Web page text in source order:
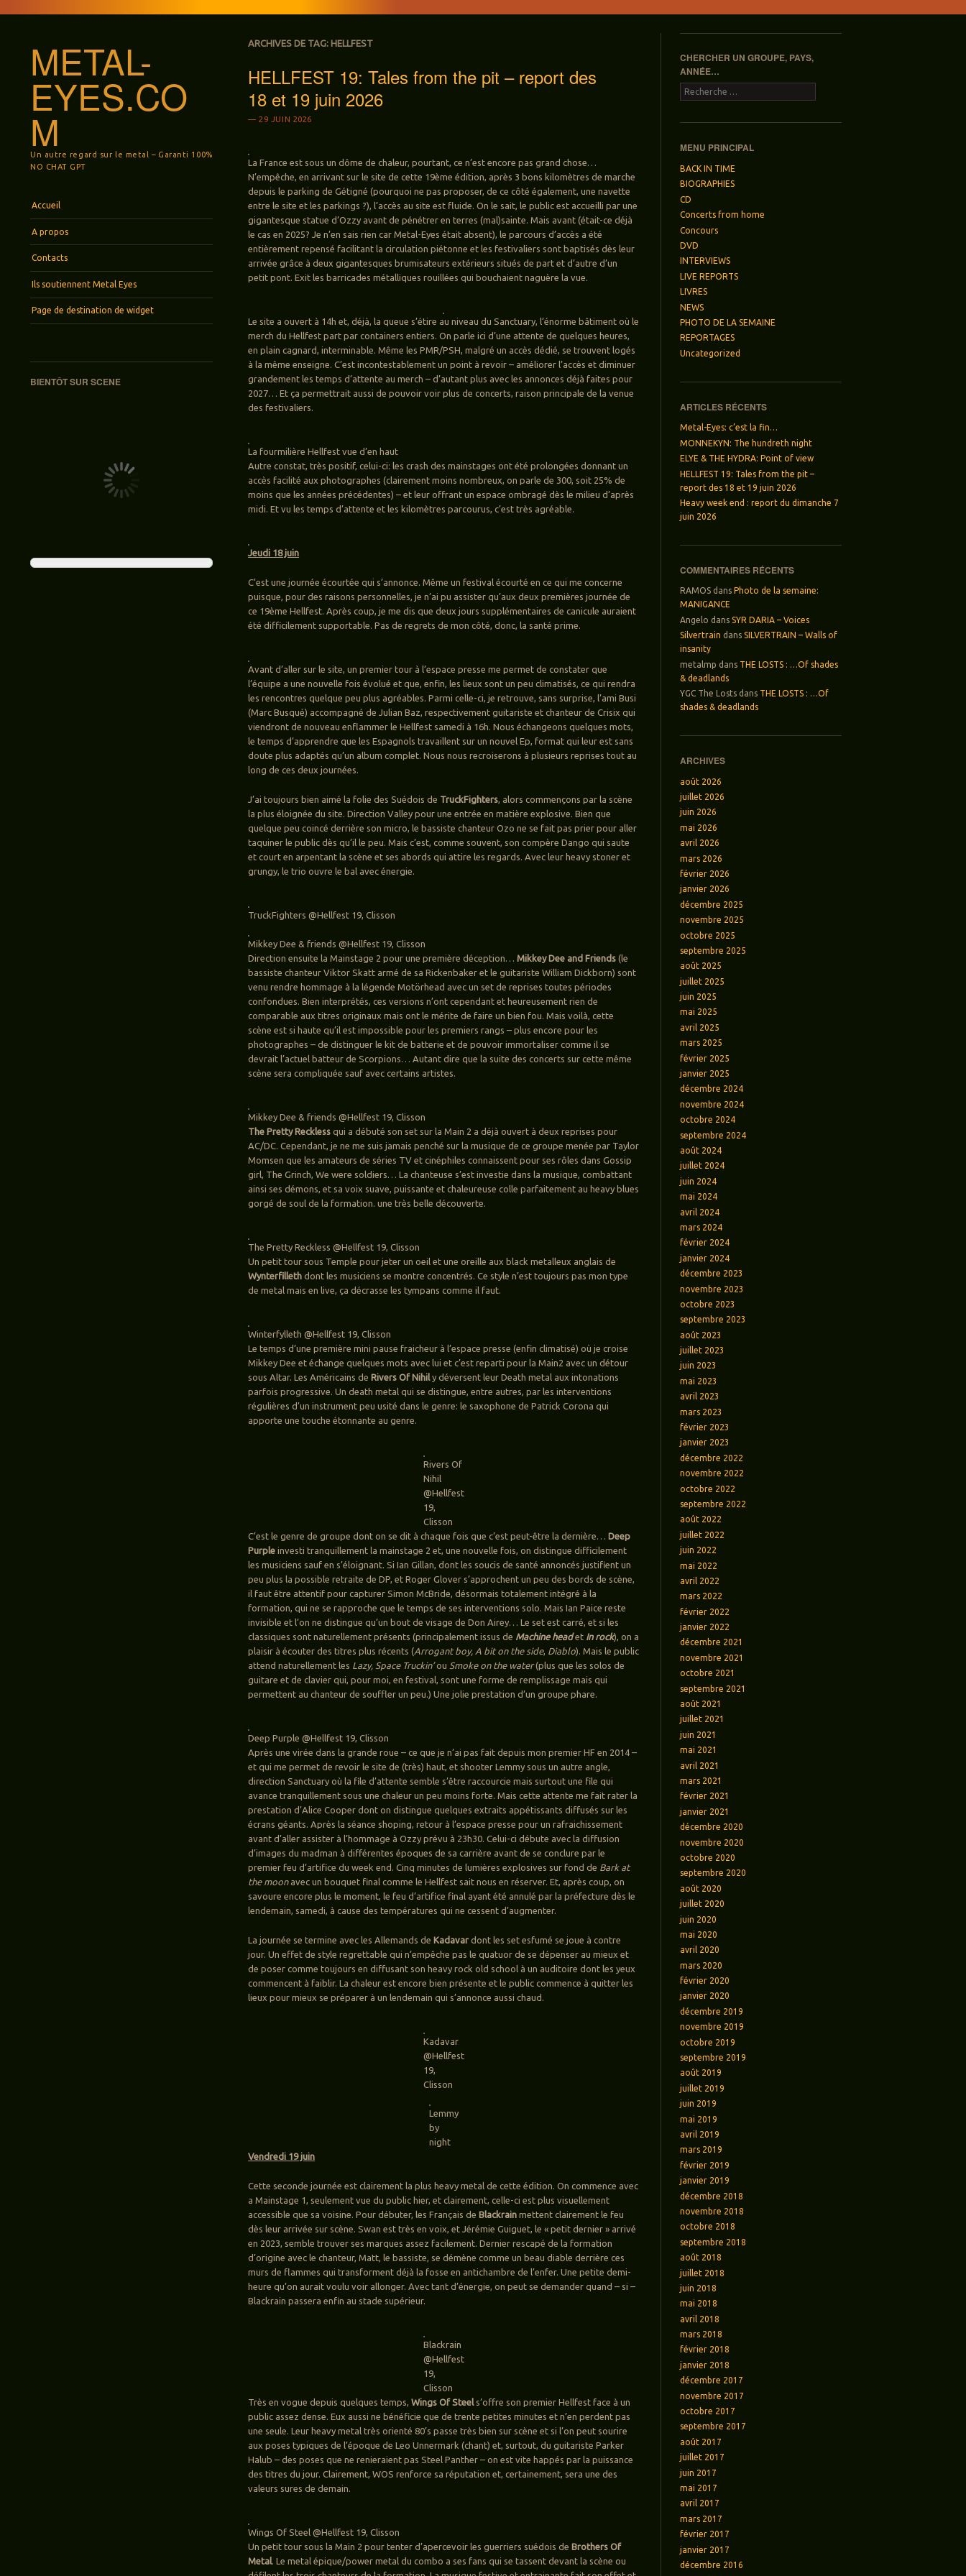
METAL-
EYES.CO
M
Un autre regard sur le metal – Garanti 100%
NO CHAT GPT
Aller au contenu principal
Accueil
A propos
Contacts
Ils soutiennent Metal Eyes
Page de destination de widget
BIENTÔT SUR SCENE
ARCHIVES DE TAG: HELLFEST
HELLFEST 19: Tales from the pit – report des
18 et 19 juin 2026
29 JUIN 2026
La France est sous un dôme de chaleur, pourtant, ce n’est encore pas grand chose…
N’empêche, en arrivant sur le site de cette 19ème édition, après 3 bons kilomètres de marche
depuis le parking de Gétigné (pourquoi ne pas proposer, de ce côté également, une navette
entre le site et les parkings ?), l’accès au site est fluide. On le sait, le public est accueilli par une
gigantesque statue d’Ozzy avant de pénétrer en terres (mal)sainte. Mais avant (était-ce déjà
le cas en 2025? Je n’en sais rien car Metal-Eyes était absent), le parcours d’accès a été
entièrement repensé facilitant la circulation piétonne et les festivaliers sont baptisés dès leur
arrivée grâce à deux gigantesques brumisateurs extérieurs situés de part et d’autre d’un
petit pont. Exit les barricades métalliques rouillées qui bouchaient naguère la vue.
Le site a ouvert à 14h et, déjà, la queue s’étire au niveau du Sanctuary, l’énorme bâtiment où le
merch du Hellfest part par containers entiers. On parle ici d’une attente de quelques heures,
en plain cagnard, interminable. Même les PMR/PSH, malgré un accès dédié, se trouvent logés
à la même enseigne. C’est incontestablement un point à revoir – améliorer l’accès et diminuer
grandement les temps d’attente au merch – d’autant plus avec les annonces déjà faites pour
2027… Et ça permettrait aussi de pouvoir voir plus de concerts, raison principale de la venue
des festivaliers.
La fourmilière Hellfest vue d’en haut
Autre constat, très positif, celui-ci: les crash des mainstages ont été prolongées donnant un
accès facilité aux photographes (clairement moins nombreux, on parle de 300, soit 25% de
moins que les années précédentes) – et leur offrant un espace ombragé dès le milieu d’après
midi. Et vu les temps d’attente et les kilomètres parcourus, c’est très agréable.
Jeudi 18 juin
C’est une journée écourtée qui s’annonce. Même un festival écourté en ce qui me concerne
puisque, pour des raisons personnelles, je n’ai pu assister qu’aux deux premières journée de
ce 19ème Hellfest. Après coup, je me dis que deux jours supplémentaires de canicule auraient
été difficilement supportable. Pas de regrets de mon côté, donc, la santé prime.
Avant d’aller sur le site, un premier tour à l’espace presse me permet de constater que
l’équipe a une nouvelle fois évolué et que, enfin, les lieux sont un peu climatisés, ce qui rendra
les rencontres quelque peu plus agréables. Parmi celle-ci, je retrouve, sans surprise, l’ami Busi
(Marc Busqué) accompagné de Julian Baz, respectivement guitariste et chanteur de Crisix qui
viendront de nouveau enflammer le Hellfest samedi à 16h. Nous échangeons quelques mots,
le temps d’apprendre que les Espagnols travaillent sur un nouvel Ep, format qui leur est sans
doute plus adaptés qu’un album complet. Nous nous recroiserons à plusieurs reprises tout au
long de ces deux journées.
J’ai toujours bien aimé la folie des Suédois de TruckFighters, alors commençons par la scène
la plus éloignée du site. Direction Valley pour une entrée en matière explosive. Bien que
quelque peu coincé derrière son micro, le bassiste chanteur Ozo ne se fait pas prier pour aller
taquiner le public dès qu’il le peu. Mais c’est, comme souvent, son compère Dango qui saute
et court en arpentant la scène et ses abords qui attire les regards. Avec leur heavy stoner et
grungy, le trio ouvre le bal avec énergie.
TruckFighters @Hellfest 19, Clisson
Mikkey Dee & friends @Hellfest 19, Clisson
Direction ensuite la Mainstage 2 pour une première déception…Mikkey Dee and Friends (le
bassiste chanteur Viktor Skatt armé de sa Rickenbaker et le guitariste William Dickborn) sont
venu rendre hommage à la légende Motörhead avec un set de reprises toutes périodes
confondues. Bien interprétés, ces versions n’ont cependant et heureusement rien de
comparable aux titres originaux mais ont le mérite de faire un bien fou. Mais voilà, cette
scène est si haute qu’il est impossible pour les premiers rangs – plus encore pour les
photographes – de distinguer le kit de batterie et de pouvoir immortaliser comme il se
devrait l’actuel batteur de Scorpions… Autant dire que la suite des concerts sur cette même
scène sera compliquée sauf avec certains artistes.
Mikkey Dee & friends @Hellfest 19, Clisson
The Pretty Recklessqui a débuté son set sur la Main 2 a déjà ouvert à deux reprises pour
AC/DC. Cependant, je ne me suis jamais penché sur la musique de ce groupe menée par Taylor
Momsen que les amateurs de séries TV et cinéphiles connaissent pour ses rôles dans Gossip
girl, The Grinch, We were soldiers… La chanteuse s’est investie dans la musique, combattant
ainsi ses démons, et sa voix suave, puissante et chaleureuse colle parfaitement au heavy blues
gorgé de soul de la formation. une très belle découverte.
The Pretty Reckless @Hellfest 19, Clisson
Un petit tour sous Temple pour jeter un oeil et une oreille aux black metalleux anglais de
Wynterfillethdont les musiciens se montre concentrés. Ce style n’est toujours pas mon type
de metal mais en live, ça décrasse les tympans comme il faut.
Winterfylleth @Hellfest 19, Clisson
Le temps d’une première mini pause fraicheur à l’espace presse (enfin climatisé) où je croise
Mikkey Dee et échange quelques mots avec lui et c’est reparti pour la Main2 avec un détour
sous Altar. Les Américains deRivers Of Nihily déversent leur Death metal aux intonations
parfois progressive. Un death metal qui se distingue, entre autres, par les interventions
régulières d’un instrument peu usité dans le genre: le saxophone de Patrick Corona qui
apporte une touche étonnante au genre.
Rivers Of
Nihil
@Hellfest
19,
Clisson
C’est le genre de groupe dont on se dit à chaque fois que c’est peut-être la dernière…Deep
Purple investi tranquillement la mainstage 2 et, une nouvelle fois, on distingue difficilement
les musiciens sauf en s’éloignant. Si Ian Gillan, dont les soucis de santé annoncés justifient un
peu plus la possible retraite de DP, et Roger Glover s’approchent un peu des bords de scène,
il faut être attentif pour capturer Simon McBride, désormais totalement intégré à la
formation, qui ne se rapproche que le temps de ses interventions solo. Mais Ian Paice reste
invisible et l’on ne distingue qu’un bout de visage de Don Airey… Le set est carré, et si les
classiques sont naturellement présents (principalement issus de Machine headet In rock), on a
plaisir à écouter des titres plus récents (Arrogant boy, A bit on the side, Diablo). Mais le public
attend naturellement les Lazy, Space Truckin’ou Smoke on the water(plus que les solos de
guitare et de clavier qui, pour moi, en festival, sont une forme de remplissage mais qui
permettent au chanteur de souffler un peu.) Une jolie prestation d’un groupe phare.
Deep Purple @Hellfest 19, Clisson
Après une virée dans la grande roue – ce que je n’ai pas fait depuis mon premier HF en 2014 –
et qui me permet de revoir le site de (très) haut, et shooter Lemmy sous un autre angle,
direction Sanctuary où la file d’attente semble s’être raccourcie mais surtout une file qui
avance tranquillement sous une chaleur un peu moins forte. Mais cette attente me fait rater la
prestation d’Alice Cooper dont on distingue quelques extraits appétissants diffusés sur les
écrans géants. Après la séance shoping, retour à l’espace presse pour un rafraichissement
avant d’aller assister à l’hommage à Ozzy prévu à 23h30. Celui-ci débute avec la diffusion
d’images du madman à différentes époques de sa carrière avant de se conclure par le
premier feu d’artifice du week end. Cinq minutes de lumières explosives sur fond de Bark at
the moonavec un bouquet final comme le Hellfest sait nous en réserver. Et, après coup, on
savoure encore plus le moment, le feu d’artifice final ayant été annulé par la préfecture dès le
lendemain, samedi, à cause des températures qui ne cessent d’augmenter.
La journée se termine avec les Allemands de Kadavardont les set esfumé se joue à contre
jour. Un effet de style regrettable qui n’empêche pas le quatuor de se dépenser au mieux et
de poser comme toujours en diffusant son heavy rock old school à un auditoire dont les yeux
commencent à faiblir. La chaleur est encore bien présente et le public commence à quitter les
lieux pour mieux se préparer à un lendemain qui s’annonce aussi chaud.
Kadavar
@Hellfest
19,
Clisson
Lemmy
by
night
Vendredi 19 juin
Cette seconde journée est clairement la plus heavy metal de cette édition. On commence avec
a Mainstage 1, seulement vue du public hier, et clairement, celle-ci est plus visuellement
accessible que sa voisine. Pour débuter, les Français deBlackrainmettent clairement le feu
dès leur arrivée sur scène. Swan est très en voix, et Jérémie Guiguet, le « petit dernier » arrivé
en 2023, semble trouver ses marques assez facilement. Dernier rescapé de la formation
d’origine avec le chanteur, Matt, le bassiste, se démène comme un beau diable derrière ces
murs de flammes qui transforment déjà la fosse en antichambre de l’enfer. Une petite demi-
heure qu’on aurait voulu voir allonger. Avec tant d’énergie, on peut se demander quand – si –
Blackrain passera enfin au stade supérieur.
Blackrain
@Hellfest
19,
Clisson
Très en vogue depuis quelques temps,Wings Of Steels’offre son premier Hellfest face à un
public assez dense. Eux aussi ne bénéficie que de trente petites minutes et n’en perdent pas
une seule. Leur heavy metal très orienté 80’s passe très bien sur scène et si l’on peut sourire
aux poses typiques de l’époque de Leo Unnermark (chant) et, surtout, du guitariste Parker
Halub – des poses que ne renieraient pas Steel Panther – on est vite happés par la puissance
des titres du jour. Clairement, WOS renforce sa réputation et, certainement, sera une des
valeurs sures de demain.
Wings Of Steel @Hellfest 19, Clisson
Un petit tour sous la Main 2 pour tenter d’apercevoir les guerriers suédois deBrothers Of
Metal. Le metal épique/power metal du combo a ses fans qui se tassent devant la scène ou
CHERCHER UN GROUPE, PAYS,
ANNÉE…
Recherche
MENU PRINCIPAL
BACK IN TIME
BIOGRAPHIES
CD
Concerts from home
Concours
DVD
INTERVIEWS
LIVE REPORTS
LIVRES
NEWS
PHOTO DE LA SEMAINE
REPORTAGES
Uncategorized
ARTICLES RÉCENTS
Metal-Eyes: c’est la fin…
MONNEKYN: The hundreth night
ELYE & THE HYDRA: Point of view
HELLFEST 19: Tales from the pit –
report des 18 et 19 juin 2026
Heavy week end : report du dimanche 7
juin 2026
COMMENTAIRES RÉCENTS
RAMOS dans Photo de la semaine:
MANIGANCE
Angelo dansSYR DARIA – Voices
Silvertrain dansSILVERTRAIN – Walls of
insanity
metalmp dans THE LOSTS : …Of shades
& deadlands
YGC The Losts dans THE LOSTS : …Of
shades & deadlands
ARCHIVES
août 2026
juillet 2026
juin 2026
mai 2026
avril 2026
mars 2026
février 2026
janvier 2026
décembre 2025
novembre 2025
octobre 2025
septembre 2025
août 2025
juillet 2025
juin 2025
mai 2025
avril 2025
mars 2025
février 2025
janvier 2025
décembre 2024
novembre 2024
octobre 2024
septembre 2024
août 2024
juillet 2024
juin 2024
mai 2024
avril 2024
mars 2024
février 2024
janvier 2024
décembre 2023
novembre 2023
octobre 2023
septembre 2023
août 2023
juillet 2023
juin 2023
mai 2023
avril 2023
mars 2023
février 2023
janvier 2023
décembre 2022
novembre 2022
octobre 2022
septembre 2022
août 2022
juillet 2022
juin 2022
mai 2022
avril 2022
mars 2022
février 2022
janvier 2022
décembre 2021
novembre 2021
octobre 2021
septembre 2021
août 2021
juillet 2021
juin 2021
mai 2021
avril 2021
mars 2021
février 2021
janvier 2021
décembre 2020
novembre 2020
octobre 2020
septembre 2020
août 2020
juillet 2020
juin 2020
mai 2020
avril 2020
mars 2020
février 2020
janvier 2020
décembre 2019
novembre 2019
octobre 2019
septembre 2019
août 2019
juillet 2019
juin 2019
mai 2019
avril 2019
mars 2019
février 2019
janvier 2019
décembre 2018
novembre 2018
octobre 2018
septembre 2018
août 2018
juillet 2018
juin 2018
mai 2018
avril 2018
mars 2018
février 2018
janvier 2018
décembre 2017
novembre 2017
octobre 2017
septembre 2017
août 2017
juillet 2017
juin 2017
mai 2017
avril 2017
mars 2017
février 2017
janvier 2017
décembre 2016